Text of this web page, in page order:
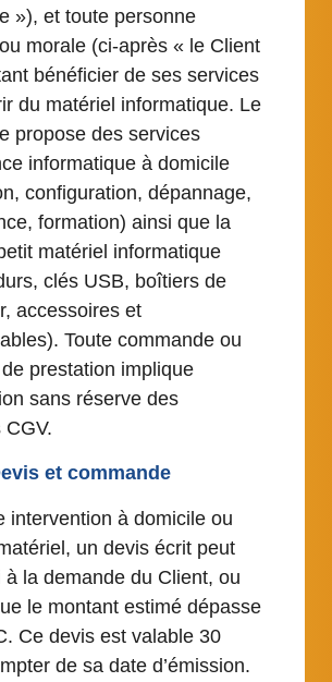
»), et toute personne
morale (ci-après « le Client
bénéficier de ses services
du matériel informatique. Le
propose des services
informatique à domicile
configuration, dépannage,
formation) ainsi que la
matériel informatique
clés USB, boîtiers de
accessoires et
Toute commande ou
prestation implique
sans réserve des
CGV.
et commande
intervention à domicile ou
un devis écrit peut
à la demande du Client, ou
le montant estimé dépasse
Ce devis est valable 30
de sa date d’émission.